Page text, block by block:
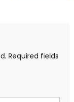
Required fields